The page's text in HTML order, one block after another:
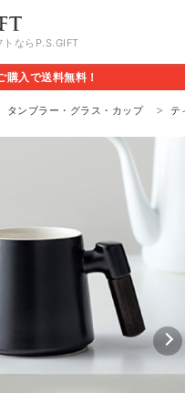
トならP.S.GIFT
入で送料無料！
タンブラー・グラス・カップ テ